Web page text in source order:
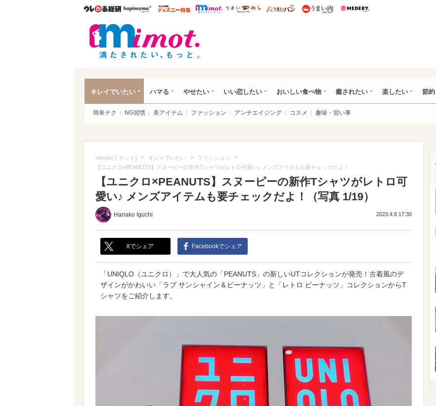
ウレぴあ総研ハピママ* ウレぴあ総研 ディズニー特集
mimot. うまいめし うまいパン うまい肉
キレイでいたい ハマる やせたい いい恋したい おいしい食べ物 癒されたい 楽したい 節約
簡単テク NG習慣 美アイテム ファッション アンチエイジング コスメ 趣味・習い事
mimot.(ミモット) > キレイでいたい > ファッション >
【ユニクロ×PEANUTS】スヌーピーの新作Tシャツがレトロ可愛い♪ メンズアイテムも要チェックだよ！
【ユニクロ×PEANUTS】スヌーピーの新作Tシャツがレトロ可
愛い♪ メンズアイテムも要チェックだよ！（写真 1/19）
Hanako Iguchi 2023.4.8 17:30
Xでシェア Facebookでシェア
「UNIQLO（ユニクロ）」で大人気の「PEANUTS」の新しいUTコレクションが発売！古着風のデ
ザインがかわいい「ラブ サンシャイン＆ピーナッツ」と「レトロ ピーナッツ」コレクションからT
シャツをご紹介します。